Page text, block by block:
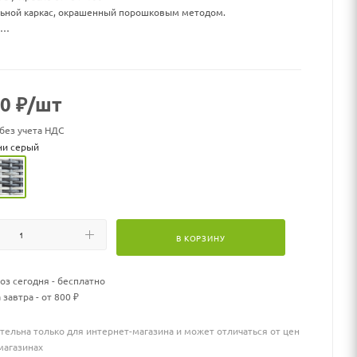
каркас, окрашенный порошковым методом.
качества.
ухода.
₽/шт
учета НДС
серый
В КОРЗИНУ
сегодня - бесплатно
завтра - от 800 ₽
только для интернет-магазина и может отличаться от цен